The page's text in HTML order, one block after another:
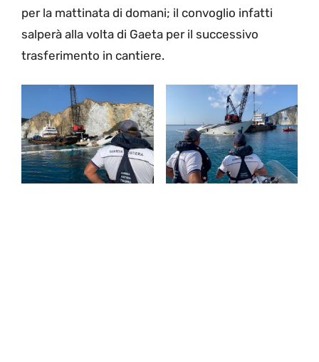
per la mattinata di domani; il convoglio infatti
salperà alla volta di Gaeta per il successivo
trasferimento in cantiere.